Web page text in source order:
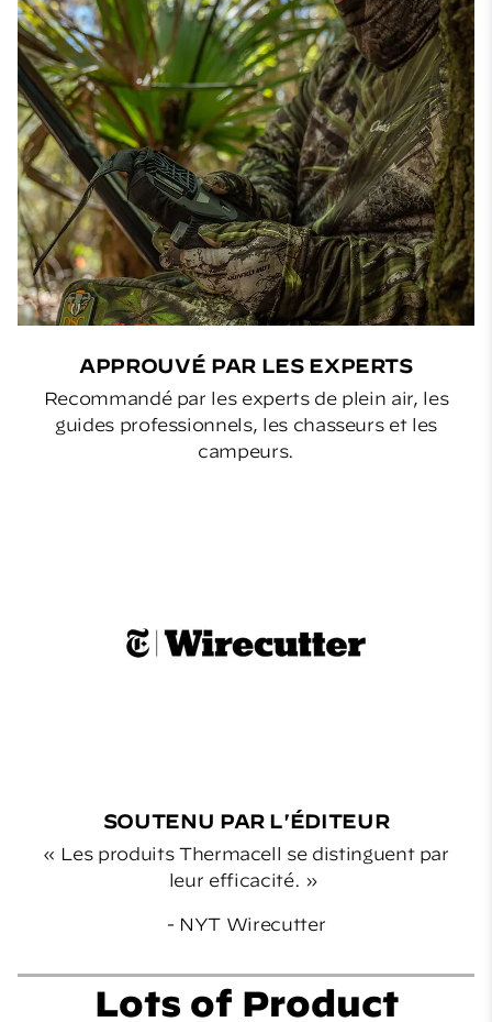
APPROUVÉ PAR LES EXPERTS
Recommandé par les experts de plein air, les
guides professionnels, les chasseurs et les
campeurs.
SOUTENU PAR L'ÉDITEUR
« Les produits Thermacell se distinguent par
leur efficacité. »
- NYT Wirecutter
Lots of Product